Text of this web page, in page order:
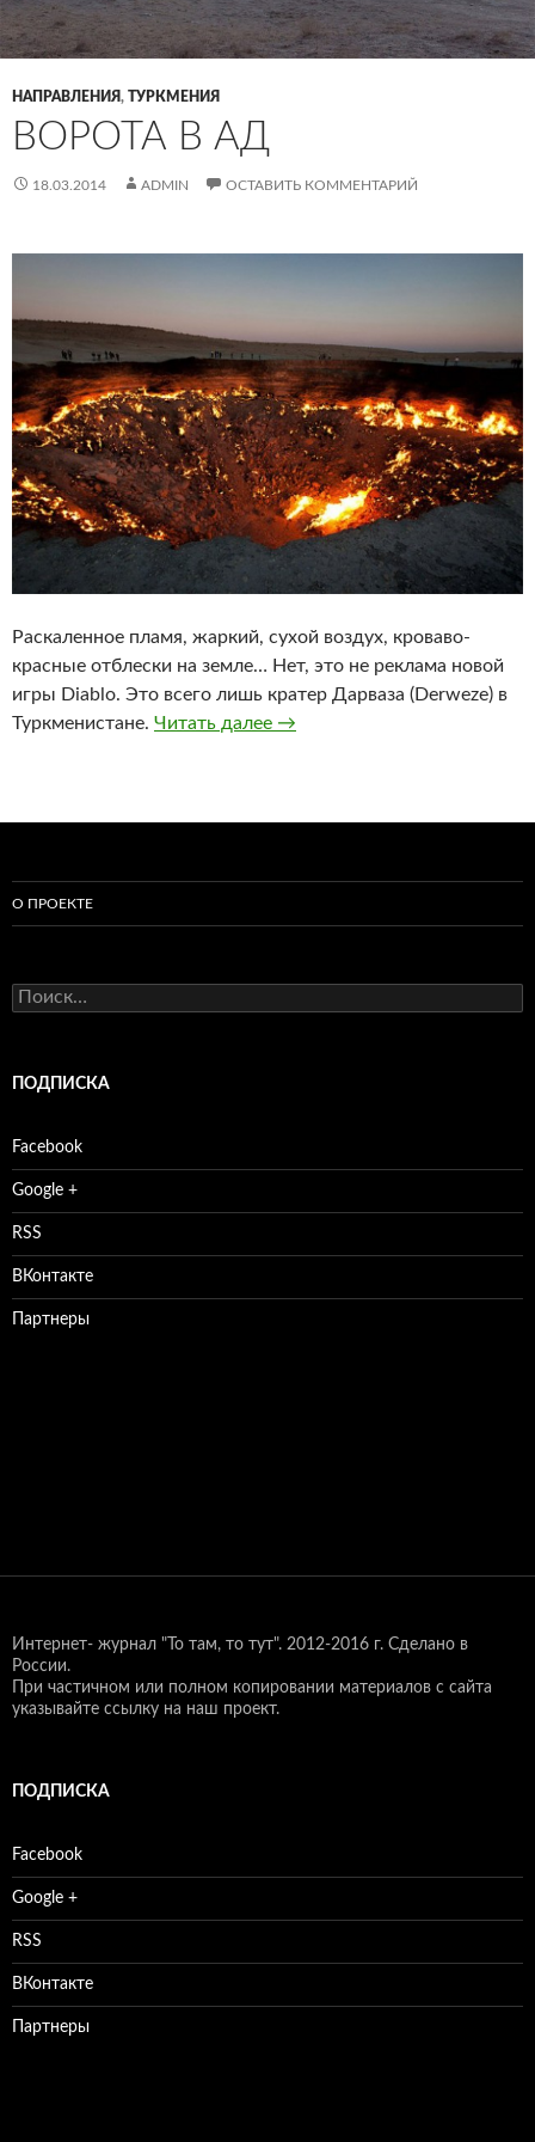
НАПРАВЛЕНИЯ, ТУРКМЕНИЯ
ВОРОТА В АД
18.03.2014 ADMIN ОСТАВИТЬ КОММЕНТАРИЙ
Раскаленное пламя, жаркий, сухой воздух, кроваво-
красные отблески на земле… Нет, это не реклама новой
игры Diablo. Это всего лишь кратер Дарваза (Derweze) в
Туркменистане. Читать далее Ворота в ад
→
О ПРОЕКТЕ
Найти:
ПОДПИСКА
Facebook
Google +
RSS
ВКонтакте
Партнеры
Интернет- журнал "То там, то тут". 2012-2016 г. Сделано в
России.
При частичном или полном копировании материалов с сайта
указывайте ссылку на наш проект.
ПОДПИСКА
Facebook
Google +
RSS
ВКонтакте
Партнеры